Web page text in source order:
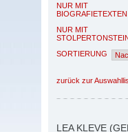
NUR MIT
BIOGRAFIETEXTEN
NUR MIT
SORTIERUNG
zurück zur
LEA KLEVE